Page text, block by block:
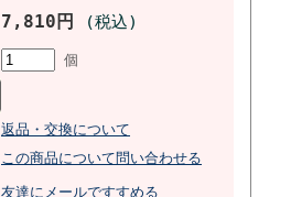
7,810円 (税込)
個
返品・交換について
この商品について問い合わせる
友達にメールですすめる